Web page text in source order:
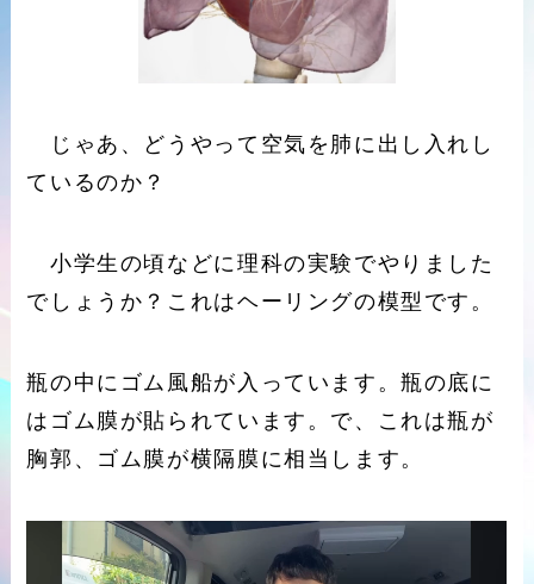
じゃあ、どうやって空気を肺に出し入れし
ているのか？
小学生の頃などに理科の実験でやりました
でしょうか？これはヘーリングの模型です。
瓶の中にゴム風船が入っています。瓶の底に
はゴム膜が貼られています。で、これは瓶が
胸郭、ゴム膜が横隔膜に相当します。